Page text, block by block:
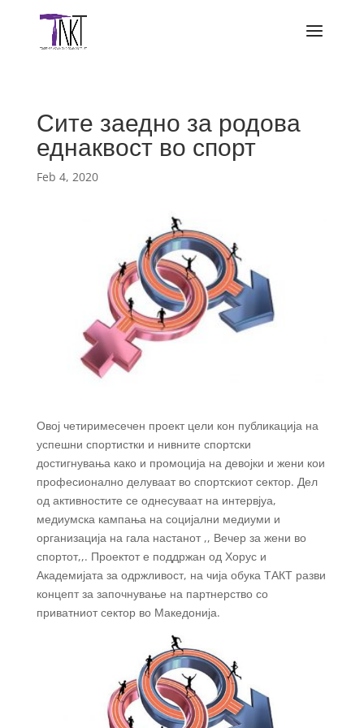
Сите заедно за родова
еднаквост во спорт
Feb 4, 2020
Овој четиримесечен проект цели кон публикација на
успешни спортистки и нивните спортски
достигнувања како и промоција на девојки и жени кои
професионално делуваат во спортскиот сектор. Дел
од активностите се однесуваат на интервјуа,
медиумска кампања на социјални медиуми и
организација на гала настанот ,, Вечер за жени во
спортот,,. Проектот е поддржан од Хорус и
Академијата за одржливост, на чија обука ТАКТ разви
концепт за започнување на партнерство со
приватниот сектор во Македонија.